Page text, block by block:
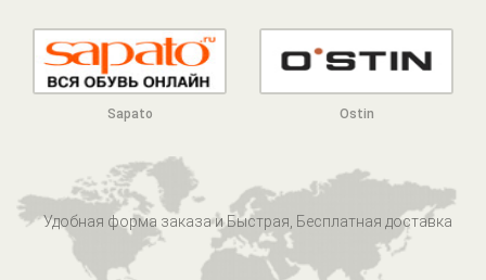
Sapato Ostin
Удобная форма заказа и Быстрая, Бесплатная доставка